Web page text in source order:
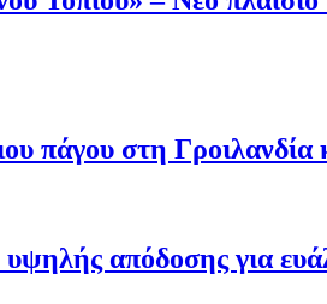
πάγου στη Γροιλανδία
απόδοσης για